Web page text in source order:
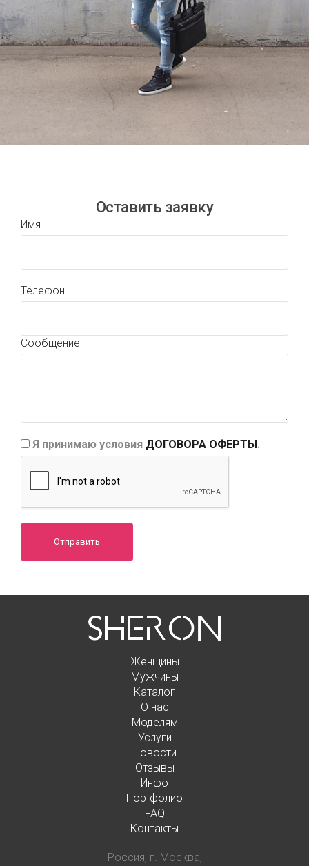
Оставить заявку
Имя
Телефон
Сообщение
Я принимаю условия ДОГОВОРА ОФЕРТЫ.
Отправить
Женщины
Мужчины
Каталог
О нас
Моделям
Услуги
Новости
Отзывы
Инфо
Портфолио
FAQ
Контакты
Россия, г. Москва,